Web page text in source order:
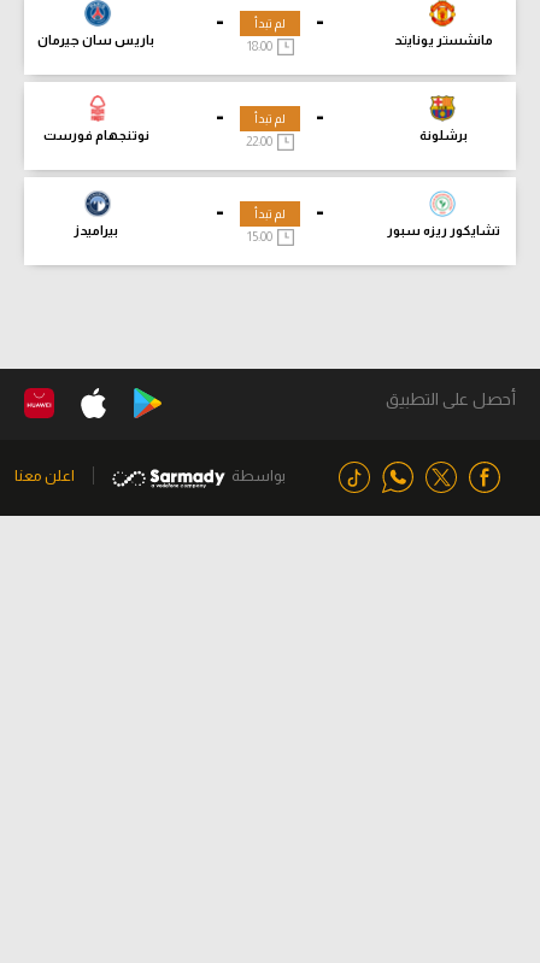
-
مانشستر يونايتد
-
باريس سان جيرمان
لم تبدأ
18:00
-
برشلونة
-
نوتنجهام فورست
لم تبدأ
-
تشايكور ريزه سبور
-
بيراميدز
لم تبدأ
15:00
أحصل على التطبيق
بواسطة اعلن معنا